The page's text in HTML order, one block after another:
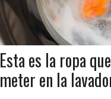
Esta es la ropa
meter en la